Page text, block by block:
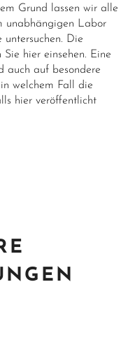
Grund lassen wir alle
unabhängigen Labor
untersuchen. Die
Sie hier einsehen. Eine
auch auf besondere
welchem Fall die
hier veröffentlicht